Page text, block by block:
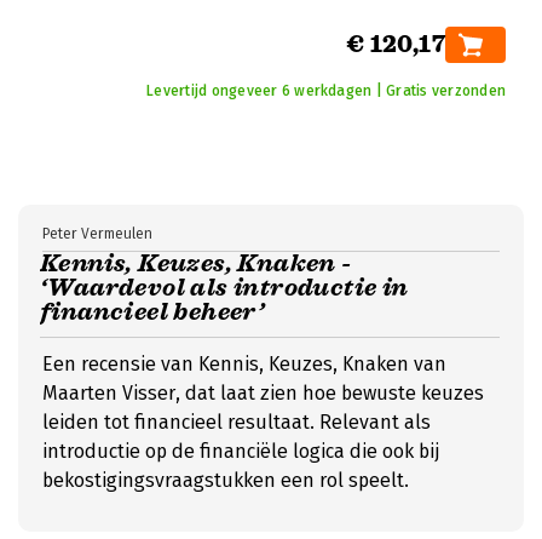
€ 120,17
Levertijd ongeveer 6 werkdagen | Gratis verzonden
Kennis, Keuzes, Knaken -
‘Waardevol als introductie in
financieel beheer’
Peter Vermeulen
Een recensie van Kennis, Keuzes, Knaken van
Maarten Visser, dat laat zien hoe bewuste keuzes
leiden tot financieel resultaat. Relevant als
introductie op de financiële logica die ook bij
bekostigingsvraagstukken een rol speelt.